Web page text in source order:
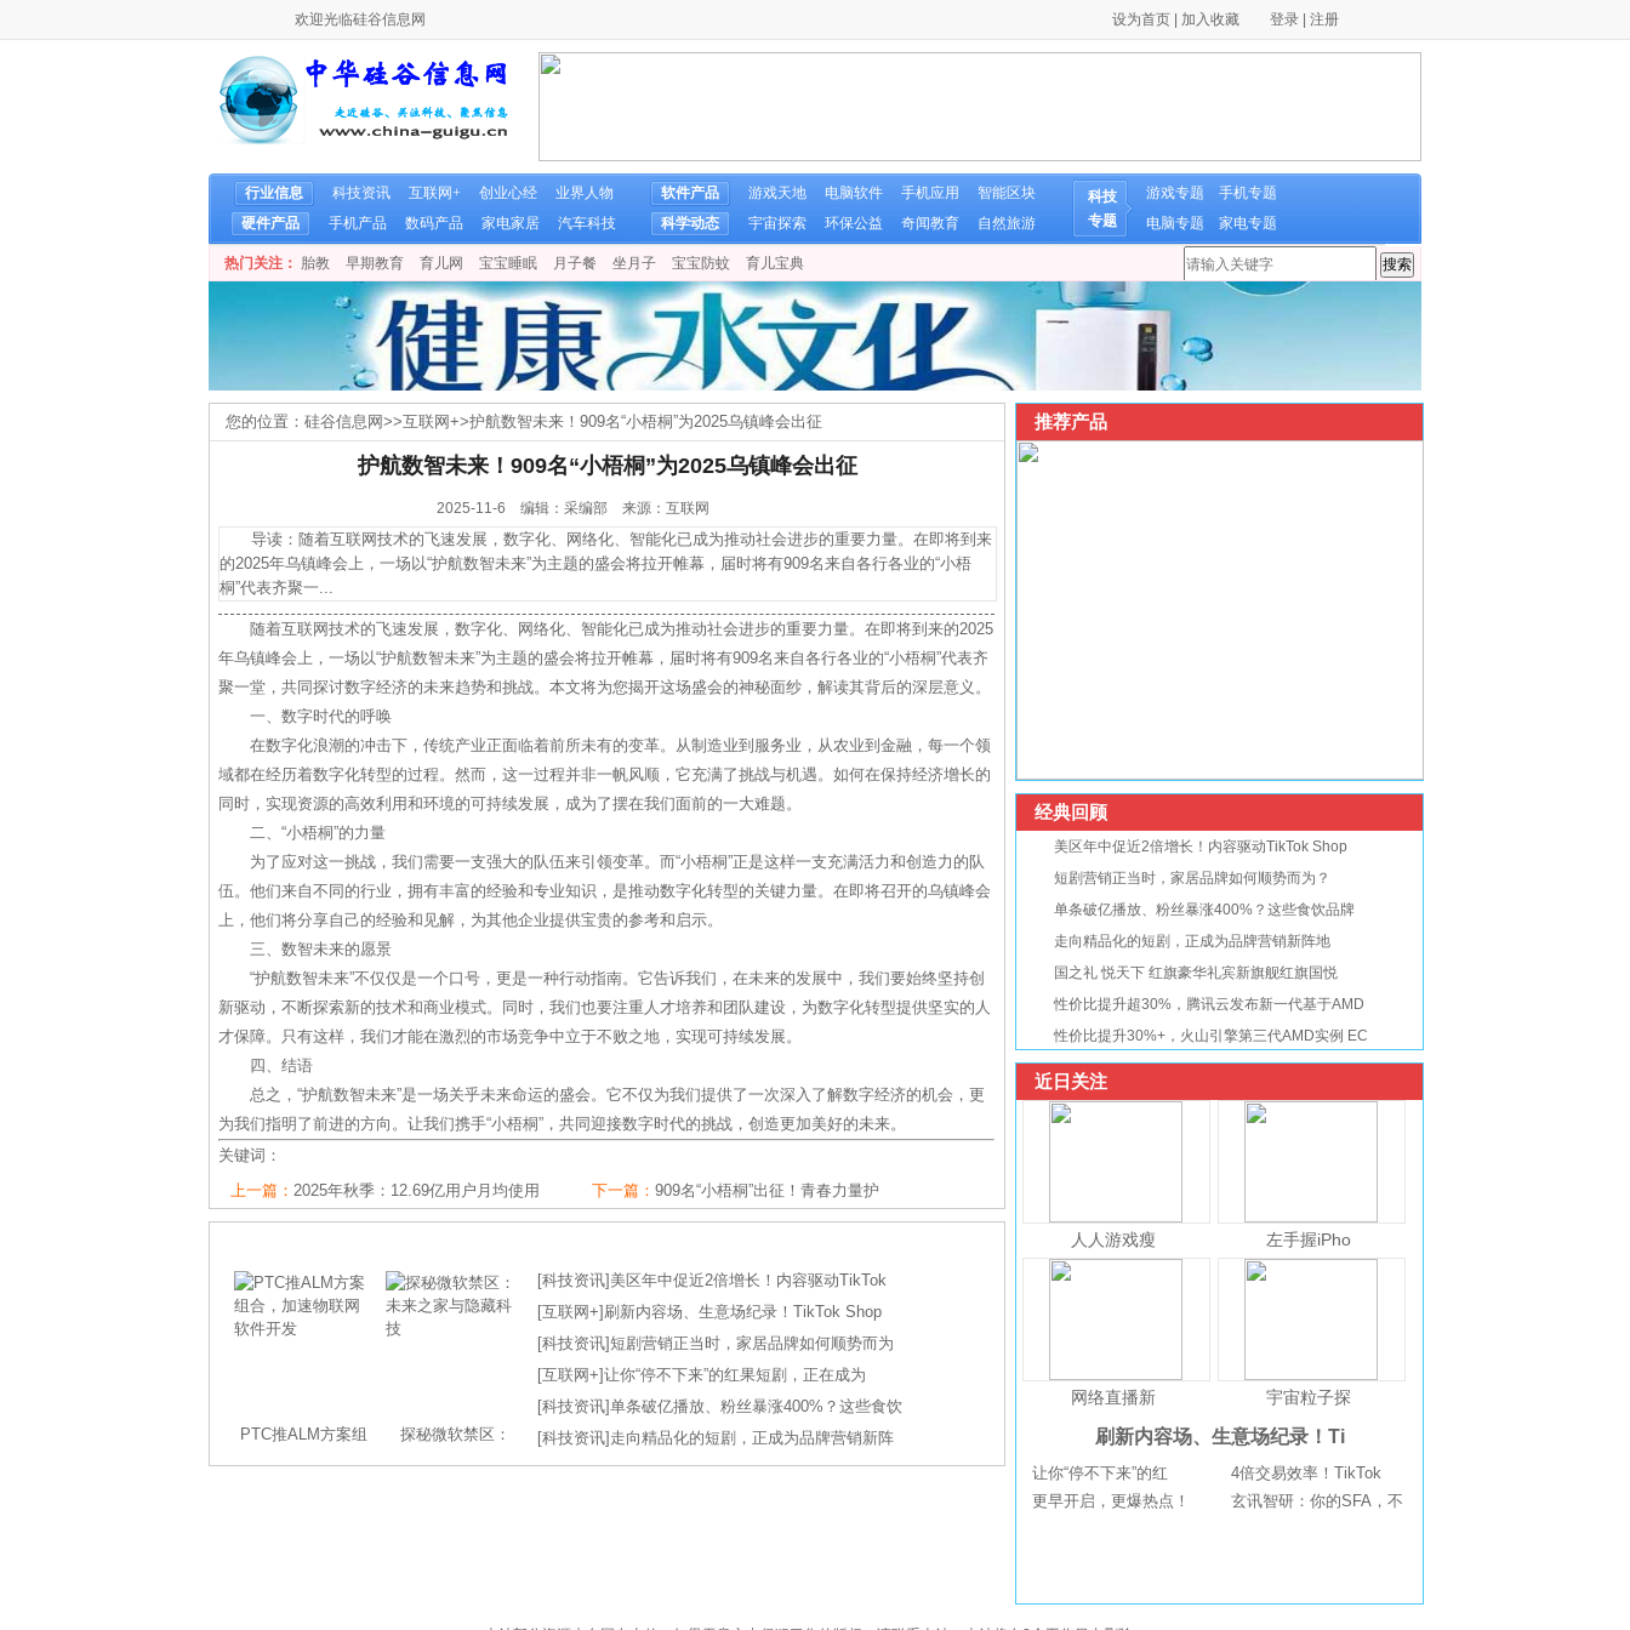
欢迎光临硅谷信息网 设为首页 加入收藏 登录 注册
行业信息 科技资讯 互联网+ 创业心经
业界人物
硬件产品
手机产品 数码产品 家电家居 汽车科技
软件产品 游戏天地 电脑软件 手机应用
智能区块
科学动态
宇宙探索 环保公益 奇闻教育 自然旅游
科技
专题
游戏专题
手机专题
电脑专题
家电专题
热门关注： 胎教 早期教育 育儿网 宝宝睡眠 月子餐 坐月子 宝宝防蚊 育儿宝典
您的位置： 硅谷信息网>>互联网+>护航数智未来！909名“小梧桐”为2025乌镇峰会出征
护航数智未来！909名“小梧桐”为2025乌镇峰会出征
2025-11-6 编辑：采编部 来源：互联网
导读：随着互联网技术的飞速发展，数字化、网络化、智能化已成为推动社会进步的重要力量。在即将到来
的2025年乌镇峰会上，一场以“护航数智未来”为主题的盛会将拉开帷幕，届时将有909名来自各行各业的“小梧
桐”代表齐聚一...
随着互联网技术的飞速发展，数字化、网络化、智能化已成为推动社会进步的重要力量。在即将到来的2025
年乌镇峰会上，一场以“护航数智未来”为主题的盛会将拉开帷幕，届时将有909名来自各行各业的“小梧桐”代表齐
聚一堂，共同探讨数字经济的未来趋势和挑战。本文将为您揭开这场盛会的神秘面纱，解读其背后的深层意义。
一、数字时代的呼唤
在数字化浪潮的冲击下，传统产业正面临着前所未有的变革。从制造业到服务业，从农业到金融，每一个领
域都在经历着数字化转型的过程。然而，这一过程并非一帆风顺，它充满了挑战与机遇。如何在保持经济增长的
同时，实现资源的高效利用和环境的可持续发展，成为了摆在我们面前的一大难题。
二、“小梧桐”的力量
为了应对这一挑战，我们需要一支强大的队伍来引领变革。而“小梧桐”正是这样一支充满活力和创造力的队
伍。他们来自不同的行业，拥有丰富的经验和专业知识，是推动数字化转型的关键力量。在即将召开的乌镇峰会
上，他们将分享自己的经验和见解，为其他企业提供宝贵的参考和启示。
三、数智未来的愿景
“护航数智未来”不仅仅是一个口号，更是一种行动指南。它告诉我们，在未来的发展中，我们要始终坚持创
新驱动，不断探索新的技术和商业模式。同时，我们也要注重人才培养和团队建设，为数字化转型提供坚实的人
才保障。只有这样，我们才能在激烈的市场竞争中立于不败之地，实现可持续发展。
四、结语
总之，“护航数智未来”是一场关乎未来命运的盛会。它不仅为我们提供了一次深入了解数字经济的机会，更
为我们指明了前进的方向。让我们携手“小梧桐”，共同迎接数字时代的挑战，创造更加美好的未来。
关键词：
上一篇： 2025年秋季：12.69亿用户月均使用 下一篇： 909名“小梧桐”出征！青春力量护
PTC推ALM方案组 探秘微软禁区：
[科技资讯] 美区年中促近2倍增长！内容驱动TikTok
[互联网+] 刷新内容场、生意场纪录！TikTok Shop
[科技资讯]短剧营销正当时，家居品牌如何顺势而为
[互联网+]让你“停不下来”的红果短剧，正在成为
[科技资讯]单条破亿播放、粉丝暴涨400%？这些食饮
[科技资讯] 走向精品化的短剧，正成为品牌营销新阵
推荐产品
经典回顾
美区年中促近2倍增长！内容驱动TikTok Shop
短剧营销正当时，家居品牌如何顺势而为？
单条破亿播放、粉丝暴涨400%？这些食饮品牌
走向精品化的短剧，正成为品牌营销新阵地
国之礼 悦天下 红旗豪华礼宾新旗舰红旗国悦
性价比提升超30%，腾讯云发布新一代基于AMD
性价比提升30%+，火山引擎第三代AMD实例 EC
近日关注
人人游戏瘦 左手握iPho
网络直播新 宇宙粒子探
刷新内容场、生意场纪录！Ti
让你“停不下来”的红
4倍交易效率！TikTok
更早开启，更爆热点！
玄讯智研：你的SFA，不